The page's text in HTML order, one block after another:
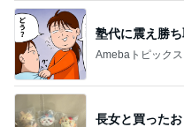
塾代に震え勝
Amebaトピックス
長女と買った